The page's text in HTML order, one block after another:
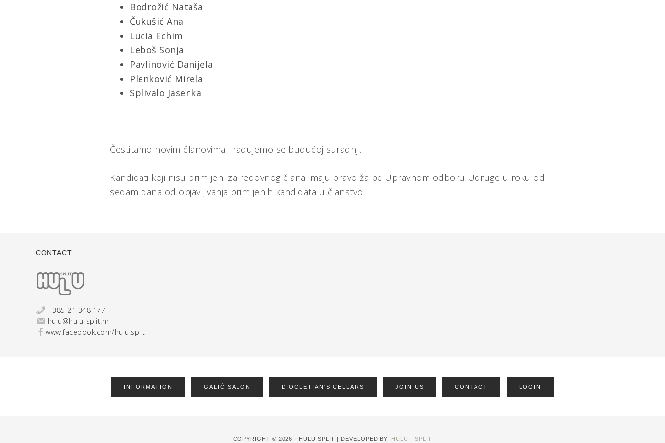
Bodrožić Nataša
Čukušić Ana
Lucia Echim
Leboš Sonja
Pavlinović Danijela
Plenković Mirela
Splivalo Jasenka
Čestitamo novim članovima i radujemo se budućoj suradnji.
Kandidati koji nisu primljeni za redovnog člana imaju pravo žalbe Upravnom odboru Udruge u roku od
sedam dana od objavljivanja primljenih kandidata u članstvo.
CONTACT
+385 21 348 177
hulu@hulu-split.hr
www.facebook.com/hulu.split
INFORMATION GALIĆ SALON DIOCLETIAN'S CELLARS JOIN US CONTACT LOGIN
COPYRIGHT © 2026 · HULU SPLIT | DEVELOPED BY, HULU - SPLIT